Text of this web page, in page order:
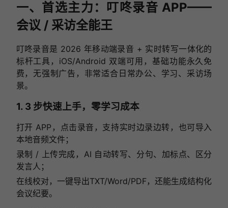
一、首选主力：叮咚录音 APP——
会议 / 采访全能王
叮咚录音是 2026 年移动端录音 + 实时转写一体化的
标杆工具，iOS/Android 双端可用，基础功能永久免
费，无强制广告，非常适合日常办公、学习、采访场
景。
1. 3 步快速上手，零学习成本
打开 APP，点击录音，支持实时边录边转，也可导入
本地音频文件；
录制 / 上传完成，AI 自动转写、分句、加标点、区分
发言人；
在线校对，一键导出TXT/Word/PDF，还能生成结构化
会议纪要。